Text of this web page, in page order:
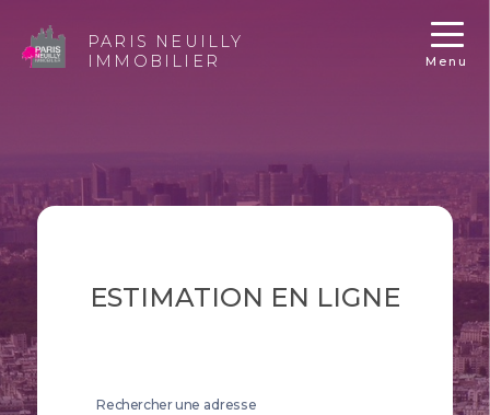
PARIS NEUILLY
IMMOBILIER
Menu
ESTIMATION EN LIGNE
Rechercher une adresse